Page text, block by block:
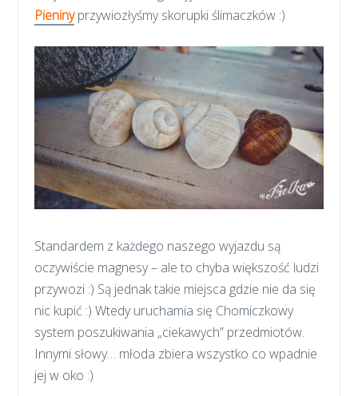
Pieninyprzywiozłyśmy skorupki ślimaczków :)
Standardem z każdego naszego wyjazdu są
oczywiście magnesy – ale to chyba większość ludzi
przywozi :) Są jednak takie miejsca gdzie nie da się
nic kupić :) Wtedy uruchamia się Chomiczkowy
system poszukiwania „ciekawych” przedmiotów.
Innymi słowy… młoda zbiera wszystko co wpadnie
jej w oko :)